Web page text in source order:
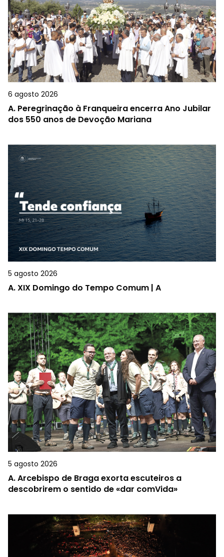
6 agosto 2026
A. Peregrinação à Franqueira encerra Ano Jubilar
dos 550 anos de Devoção Mariana
5 agosto 2026
A.XIX Domingo do Tempo Comum | A
5 agosto 2026
A.Arcebispo de Braga exorta escuteiros a
descobrirem o sentido de «dar comVida»